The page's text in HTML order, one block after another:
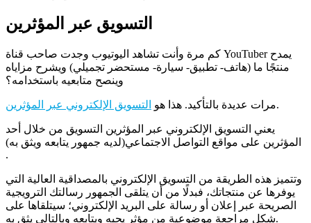
التسويق عبر المؤثرين
كم مرة وأنت تشاهد اليوتيوب وجدت صاحب قناة YouTuber يمدح
منتجًا ما (هاتف- تطبيق- سيارة- مستحضر تجميلي) ويشرح مزاياه
وينصح متابعيه باستخدامه؟
مرات عديدة بالتأكيد. هذا هو التسويق الإلكتروني عبر المؤثرين .
يعني التسويق الإلكتروني عبر المؤثرين التسويق من خلال أحد
المؤثرين على مواقع التواصل الاجتماعي(لديه جمهور يتابعه ويثق به)
.
وتتميز هذه الطريقة من التسويق الإلكتروني بالمصداقية العالية التي
يوفرها عن منتجاتك، فبدلًا من أن يتلقى الجمهور رسالتك الترويجية
الصريحة عبر إعلان أو رسالة على البريد الإلكتروني؛ سيتلقاها على
شكل مراجعة موضوعية من مؤثر يحبه ويتابعه وبالتالي يثق به.